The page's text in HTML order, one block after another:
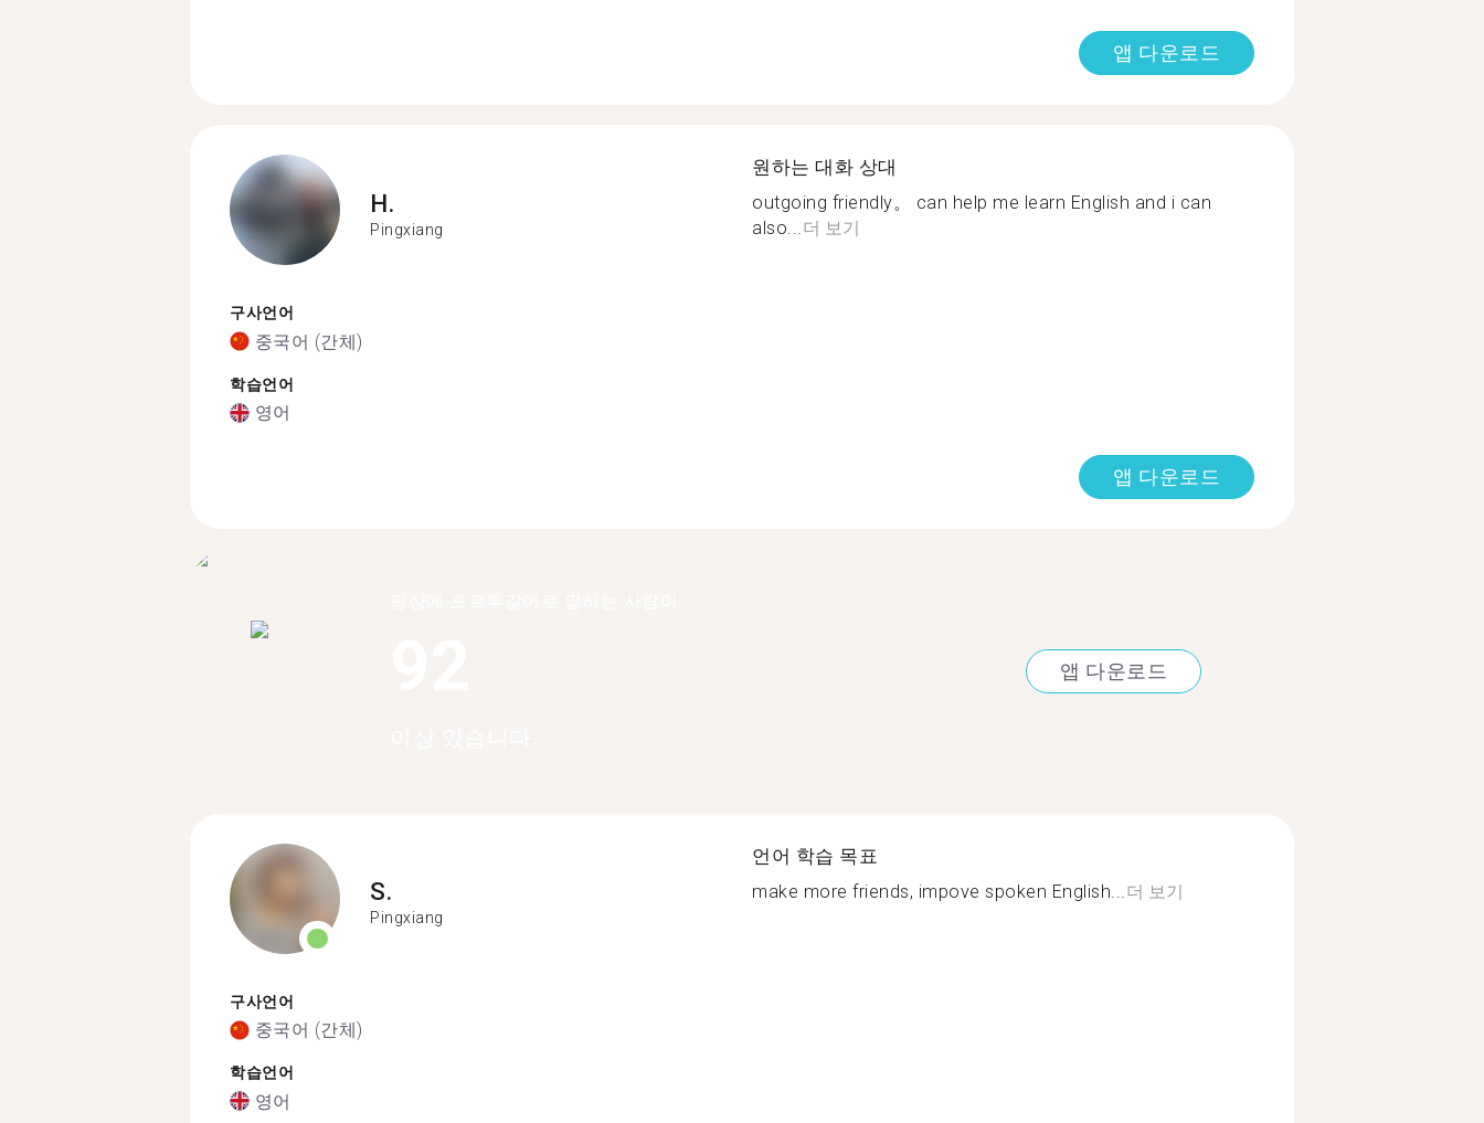
앱 다운로드
H.
Pingxiang
구사언어
중국어 (간체)
학습언어
영어
원하는 대화 상대
outgoing friendly。 can help me learn English and i can
also...더 보기
앱 다운로드
앱 다운로드
S.
Pingxiang
구사언어
중국어 (간체)
학습언어
영어
언어 학습 목표
make more friends, impove spoken English... 더 보기